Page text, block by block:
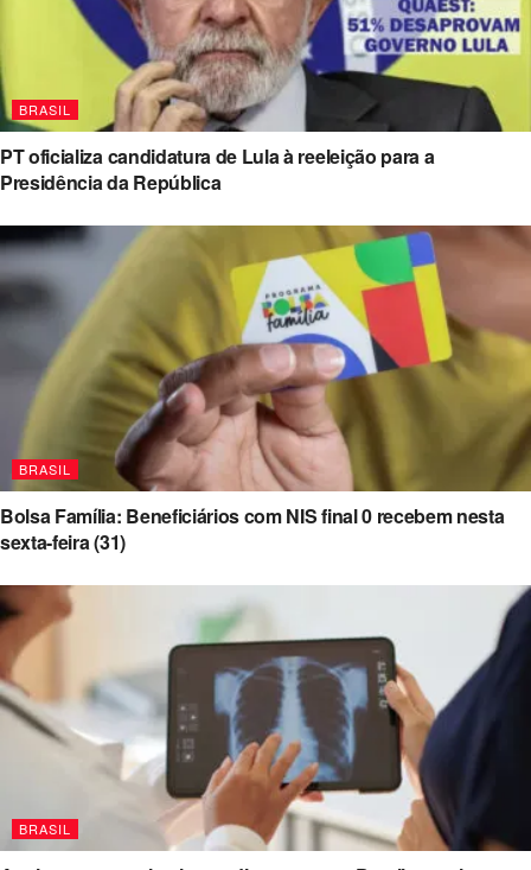
BRASIL
PT oficializa candidatura de Lula à reeleição para a
Presidência da República
BRASIL
Bolsa Família: Beneficiários com NIS final 0 recebem nesta
sexta-feira (31)
BRASIL